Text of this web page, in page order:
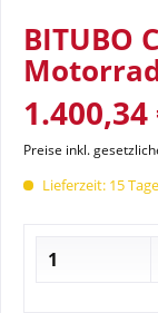
BITUBO
Preise inkl.
Lieferzeit: 15 Tage